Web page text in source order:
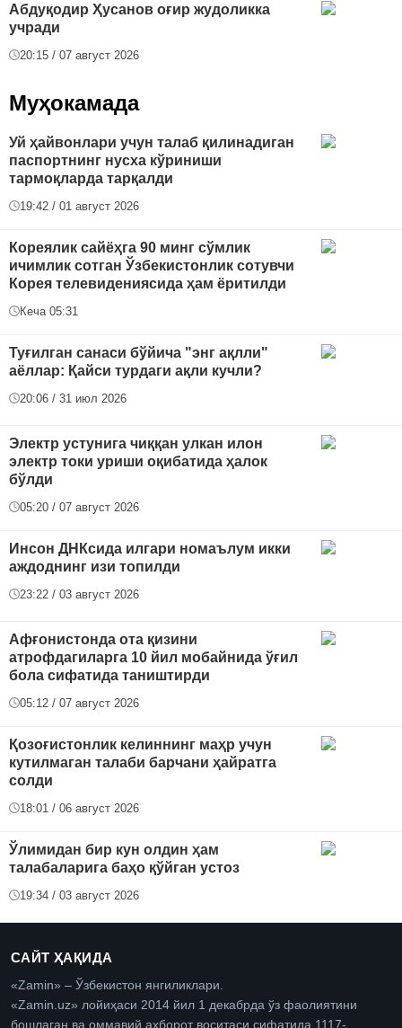
Абдуқодир Ҳусанов оғир жудоликка
учради
20:15 / 07 август 2026
Муҳокамада
Уй ҳайвонлари учун талаб қилинадиган
паспортнинг нусха кўриниши
тармоқларда тарқалди
19:42 / 01 август 2026
Кореялик сайёҳга 90 минг сўмлик
ичимлик сотган Ўзбекистонлик сотувчи
Корея телевидениясида ҳам ёритилди
Кеча 05:31
Туғилган санаси бўйича "энг ақлли"
аёллар: Қайси турдаги ақли кучли?
20:06 / 31 июл 2026
Электр устунига чиққан улкан илон
электр токи уриши оқибатида ҳалок
бўлди
05:20 / 07 август 2026
Инсон ДНКсида илгари номаълум икки
аждоднинг изи топилди
23:22 / 03 август 2026
Афғонистонда ота қизини
атрофдагиларга 10 йил мобайнида ўғил
бола сифатида таништирди
05:12 / 07 август 2026
Қозоғистонлик келиннинг маҳр учун
кутилмаган талаби барчани ҳайратга
солди
18:01 / 06 август 2026
Ўлимидан бир кун олдин ҳам
талабаларига баҳо қўйган устоз
19:34 / 03 август 2026
САЙТ ҲАҚИДА
«Zamin» – Ўзбекистон янгиликлари.
«Zamin.uz» лойиҳаси 2014 йил 1 декабрда ўз фаолиятини
бошлаган ва оммавий ахборот воситаси сифатида 1117-